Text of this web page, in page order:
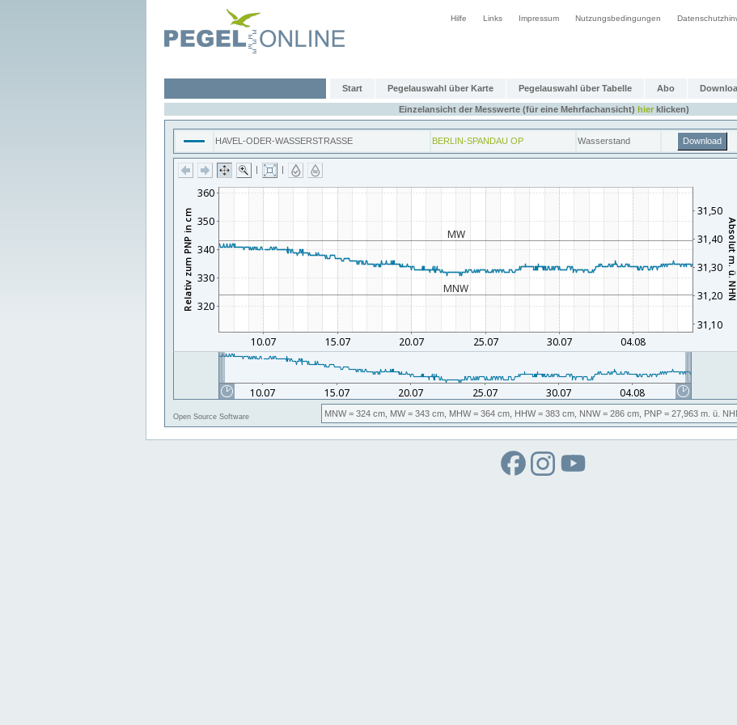
Hilfe Links Impressum Nutzungsbedingungen
Start Pegelauswahl über Karte Pegelauswahl über Tabelle Abo
Einzelansicht der Messwerte (für eine Mehrfachansicht) hierklicken)
HAVEL-ODER-WASSERSTRASSE BERLIN-SPANDAU OP Wasserstand Download
| |
Open Source Software MNW= 324 cm, MW= 343 cm, MHW= 364 cm, HHW= 383 cm, NNW= 286 cm, PNP = 27,963 m. ü.